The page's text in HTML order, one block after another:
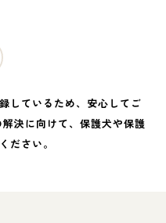
しているため、安心してご
決に向けて、保護犬や保護
ださい。